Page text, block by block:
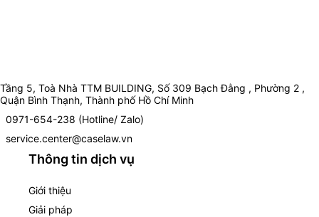
Tầng 5, Toà Nhà TTM BUILDING, Số 309 Bạch Đằng , Phường 2 ,
Quận Bình Thạnh, Thành phố Hồ Chí Minh
0971-654-238 (Hotline/ Zalo)
service.center@caselaw.vn
Thông tin dịch vụ
Giới thiệu
Giải pháp